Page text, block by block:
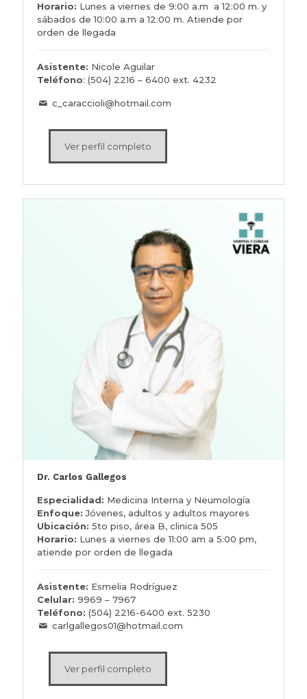
Horario: Lunes a viernes de 9:00 a.m a 12:00 m. y
sábados de 10:00 a.m a 12:00 m. Atiende por
orden de llegada
Asistente: Nicole Aguilar
Teléfono: (504) 2216 – 6400 ext. 4232
c_caraccioli@hotmail.com
Ver perfil completo
Dr. Carlos Gallegos
Especialidad: Medicina Interna y Neumología
Enfoque: Jóvenes, adultos y adultos mayores
Ubicación: 5to piso, área B, clinica 505
Horario: Lunes a viernes de11:00 am a 5:00 pm,
atiende por orden de llegada
Asistente: Esmelia Rodríguez
Celular: 9969 – 7967
Teléfono: (504) 2216-6400 ext. 5230
carlgallegos01@hotmail.com
Ver perfil completo